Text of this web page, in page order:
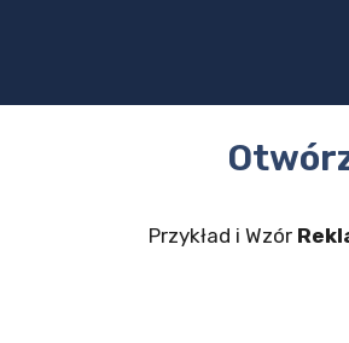
Przykład i Wzór